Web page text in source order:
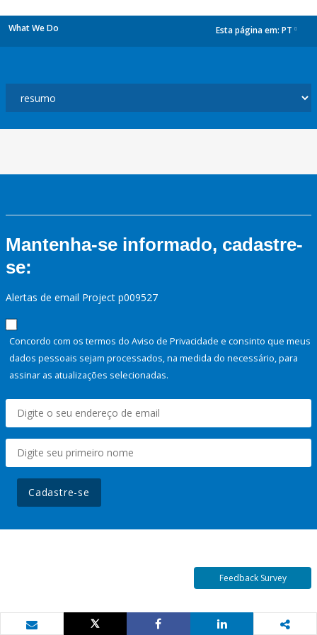
What We Do Esta página em: PT
Mantenha-se informado, cadastre-
se:
Alertas de email Project p009527
Concordo com os termos do Aviso de Privacidade e consinto que meus
dados pessoais sejam processados, na medida do necessário, para
assinar as atualizações selecionadas.
Cadastre-se
Feedback Survey